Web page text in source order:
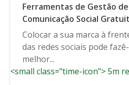
Ferramentas de Gestão
Comunicação Social
Ferramentas de Gestão
Comunicação Social para
Campanhas
Colocar a sua marca à
das redes sociais pode
melhor...
<small class="time-icon"> 5m